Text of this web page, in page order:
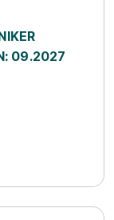
09.2027